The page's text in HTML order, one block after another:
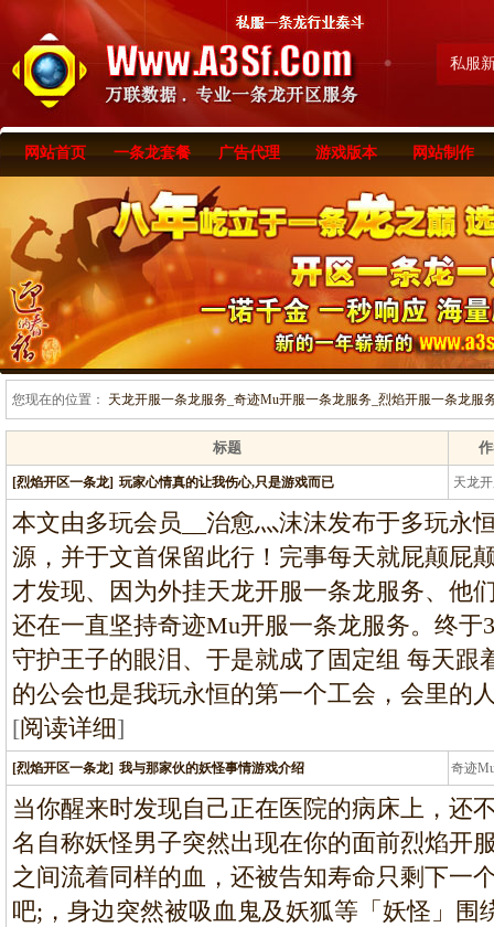
私服
网站首页 一条龙套餐 广告代理 游戏版本 网站制作
您现在的位置： 天龙开服一条龙服务_奇迹Mu开服一条龙服务_烈焰开服一条龙服
标题
[烈焰开区一条龙] 玩家心情真的让我伤心,只是游戏而已 天龙
龙
本文由多玩会员__治愈灬沫沫发布于多玩永
源，并于文首保留此行！完事每天就屁颠屁
才发现、因为外挂天龙开服一条龙服务、他
还在一直坚持奇迹Mu开服一条龙服务。终于
守护王子的眼泪、于是就成了固定组 每天跟
的公会也是我玩永恒的第一个工会，会里的
[阅读详细]
[烈焰开区一条龙] 我与那家伙的妖怪事情游戏介绍 奇迹
条
当你醒来时发现自己正在医院的病床上，还
名自称妖怪男子突然出现在你的面前烈焰开
之间流着同样的血，还被告知寿命只剩下一
吧;，身边突然被吸血鬼及妖狐等「妖怪」围